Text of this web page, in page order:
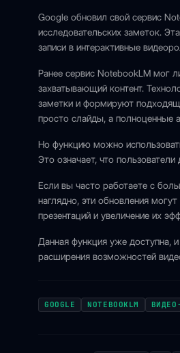
Google обновил свой сервис
исследовательских заметок.
записи в интерактивные
Ранее сервис NotebookLM мог
захватывающий контент.
заметки и формируют
просто слайды, а полноценные
Но функцию можно
Это означает, что
Если вы часто работаете с
наглядно, эти обновления
презентаций и увеличение их
Данная функция уже доступна,
расширения возможностей
GOOGLE NOTEBOOKLM